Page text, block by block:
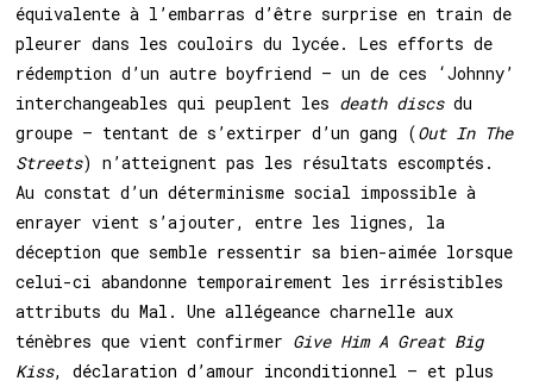
équivalente à l’embarras d’être surprise en train de
pleurer dans les couloirs du lycée. Les efforts de
rédemption d’un autre boyfriend – un de ces ‘Johnny’
interchangeables qui peuplent les death discsdu
groupe – tentant de s’extirper d’un gang (Out In The
Streets) n’atteignent pas les résultats escomptés.
Au constat d’un déterminisme social impossible à
enrayer vient s’ajouter, entre les lignes, la
déception que semble ressentir sa bien-aimée lorsque
celui-ci abandonne temporairement les irrésistibles
attributs du Mal. Une allégeance charnelle aux
ténèbres que vient confirmer Give Him A Great Big
Kiss, déclaration d’amour inconditionnel – et plus